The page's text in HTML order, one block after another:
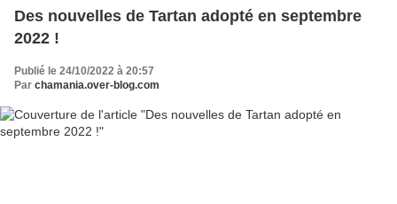
Des nouvelles de Tartan adopté en septembre
2022 !
Publié le 24/10/2022 à 20:57
Par chamania.over-blog.com